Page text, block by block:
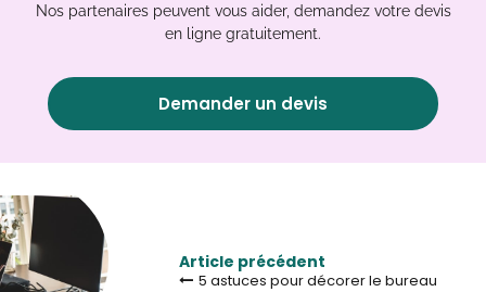
Nos partenaires peuvent vous aider, demandez votre devis
en ligne gratuitement.
Demander un devis
Article précédent
5 astuces pour décorer le bureau